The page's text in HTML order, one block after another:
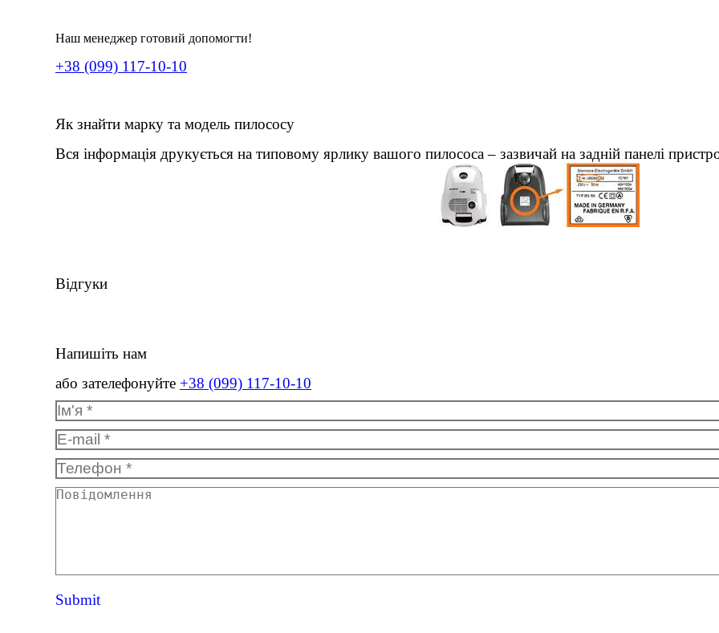
Наш менеджер готовий допомогти!
+38 (099) 117-10-10
Як знайти марку та модель пилососу
Вся інформація друкується на типовому ярлику вашого пилососа – зазвичай на задній панелі
Відгуки
Напишіть нам
або зателефонуйте +38 (099) 117-10-10
Ім'я *
E-mail *
Телефон *
Повідомлення
Submit